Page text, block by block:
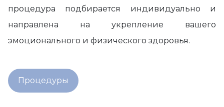
процедура подбирается индивидуально и
направлена на укрепление вашего
эмоционального и физического здоровья.
Процедуры